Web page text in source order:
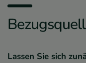
Lassen Sie sich